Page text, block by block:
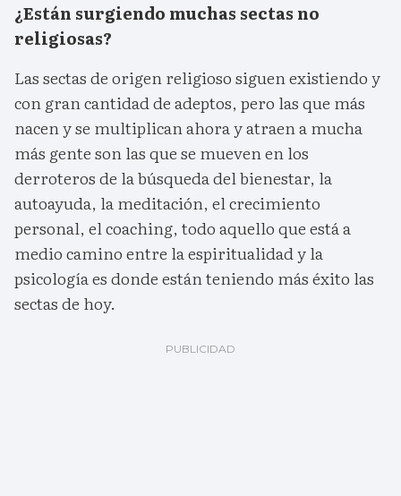
¿Están surgiendo muchas sectas no
religiosas?
Las sectas de origen religioso siguen existiendo y
con gran cantidad de adeptos, pero las que más
nacen y se multiplican ahora y atraen a mucha
más gente son las que se mueven en los
derroteros de la búsqueda del bienestar, la
autoayuda, la meditación, el crecimiento
personal, el coaching, todo aquello que está a
medio camino entre la espiritualidad y la
psicología es donde están teniendo más éxito las
sectas de hoy.